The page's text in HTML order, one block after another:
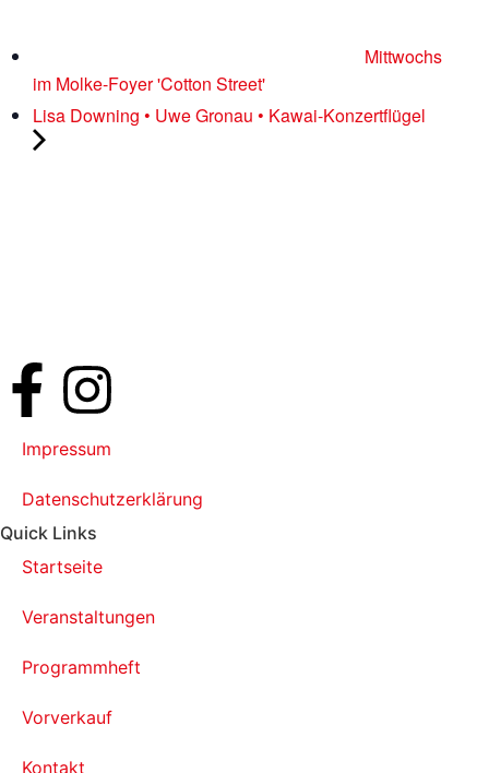
Mittwochs
im Molke-Foyer 'Cotton Street'
Lisa Downing • Uwe Gronau • Kawai-Konzertflügel
Impressum
Datenschutzerklärung
Quick Links
Startseite
Veranstaltungen
Programmheft
Vorverkauf
Kontakt